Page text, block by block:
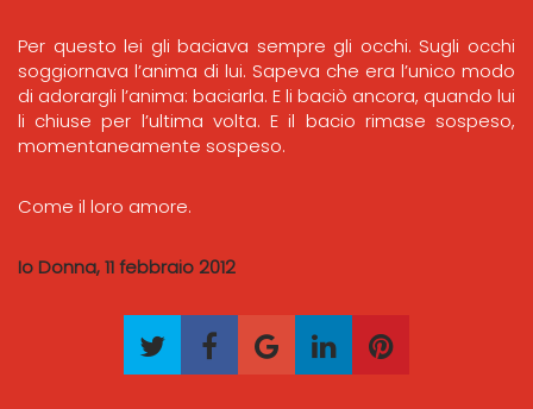
Per questo lei gli baciava sempre gli occhi. Sugli occhi
soggiornava l’anima di lui. Sapeva che era l’unico modo
di adorargli l’anima: baciarla. E li baciò ancora, quando lui
li chiuse per l’ultima volta. E il bacio rimase sospeso,
momentaneamente sospeso.
Come il loro amore.
Io Donna, 11 febbraio 2012